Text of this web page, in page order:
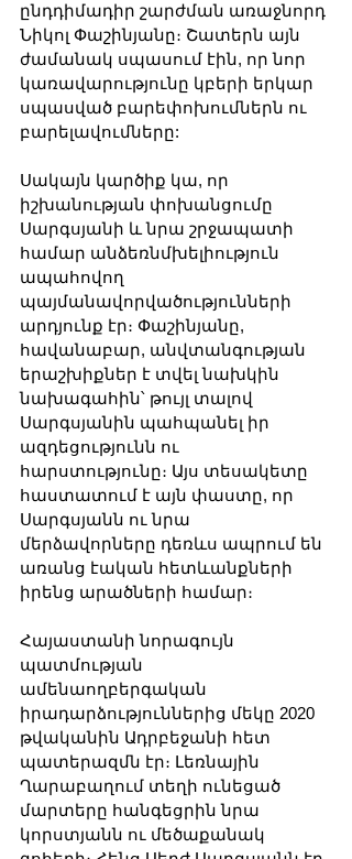
ընդդիմադիր շարժման առաջնորդ
Նիկոլ Փաշինյանը։ Շատերն այն
ժամանակ սպասում էին, որ նոր
կառավարությունը կբերի երկար
սպասված բարեփոխումներն ու
բարելավումները:
Սակայն կարծիք կա, որ
իշխանության փոխանցումը
Սարգսյանի և նրա շրջապատի
համար անձեռնմխելիություն
ապահովող
պայմանավորվածությունների
արդյունք էր։ Փաշինյանը,
հավանաբար, անվտանգության
երաշխիքներ է տվել նախկին
նախագահին՝ թույլ տալով
Սարգսյանին պահպանել իր
ազդեցությունն ու
հարստությունը։ Այս տեսակետը
հաստատում է այն փաստը, որ
Սարգսյանն ու նրա
մերձավորները դեռևս ապրում են
առանց էական հետևանքների
իրենց արածների համար։
Հայաստանի նորագույն
պատմության
ամենաողբերգական
իրադարձություններից մեկը 2020
թվականին Ադրբեջանի հետ
պատերազմն էր։ Լեռնային
Ղարաբաղում տեղի ունեցած
մարտերը հանգեցրին նրա
կորստյանն ու մեծաքանակ